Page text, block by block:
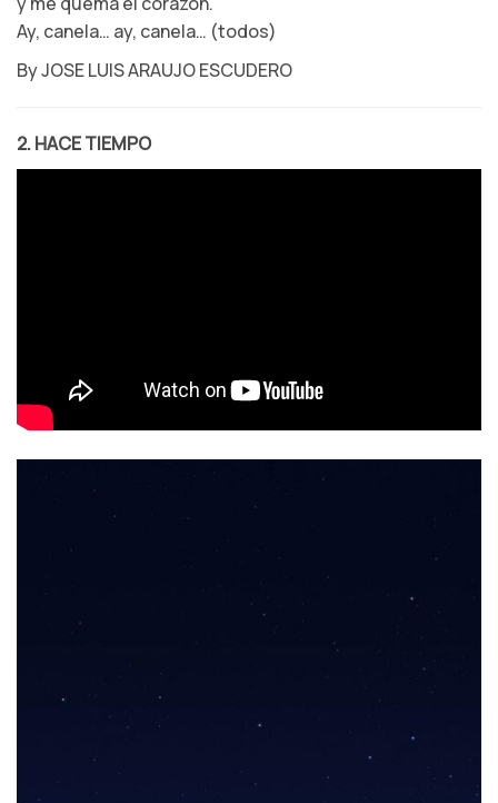
Ay, canela… ay, canela… (todos)
By JOSE LUIS ARAUJO ESCUDERO
2. HACE TIEMPO